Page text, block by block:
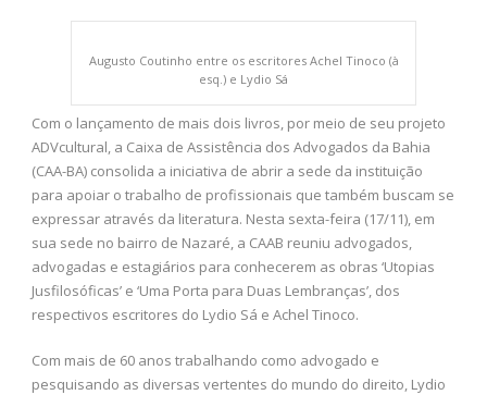
Augusto Coutinho entre os escritores Achel Tinoco (à
esq.) e Lydio Sá
Com o lançamento de mais dois livros, por meio de seu projeto
ADVcultural, a Caixa de Assistência dos Advogados da Bahia
(CAA-BA) consolida a iniciativa de abrir a sede da instituição
para apoiar o trabalho de profissionais que também buscam se
expressar através da literatura. Nesta sexta-feira (17/11), em
sua sede no bairro de Nazaré, a CAAB reuniu advogados,
advogadas e estagiários para conhecerem as obras ‘Utopias
Jusfilosóficas’ e ‘Uma Porta para Duas Lembranças’, dos
respectivos escritores do Lydio Sá e Achel Tinoco.
Com mais de 60 anos trabalhando como advogado e
pesquisando as diversas vertentes do mundo do direito, Lydio